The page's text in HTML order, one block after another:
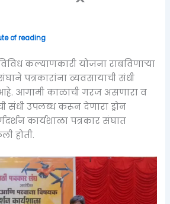
of reading
कल्याणकारी योजना राबविणाऱ्या
पत्रकारांना व्यवसायाची संधी
आगामी काळाची गरज असणारा व
संधी उपलब्ध करून देणारा ड्रोन
कार्यशाळा पत्रकार संघात
होती.